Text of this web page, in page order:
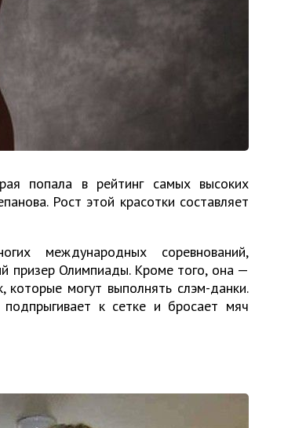
попала в рейтинг самых высоких
Рост этой красотки составляет
международных соревнований,
призер Олимпиады. Кроме того, она —
которые могут выполнять слэм-данки.
к сетке и бросает мяч